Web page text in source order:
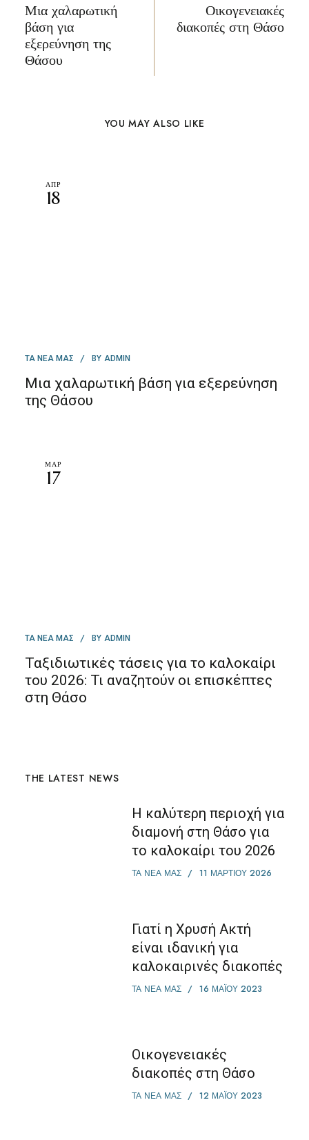
Μια χαλαρωτική
βάση για
εξερεύνηση της
Θάσου
Οικογενειακές
διακοπές στη Θάσο
YOU MAY ALSO LIKE
ΑΠΡ
18
ΤΑ ΝΕΑ ΜΑΣ BY ADMIN
Μια χαλαρωτική βάση για εξερεύνηση
της Θάσου
ΜΑΡ
17
ΤΑ ΝΕΑ ΜΑΣ BY ADMIN
Ταξιδιωτικές τάσεις για το καλοκαίρι
του 2026: Τι αναζητούν οι επισκέπτες
στη Θάσο
THE LATEST NEWS
Η καλύτερη περιοχή για
διαμονή στη Θάσο για
το καλοκαίρι του 2026
ΤΑ ΝΕΑ ΜΑΣ 11 ΜΑΡΤΊΟΥ 2026
Γιατί η Χρυσή Ακτή
είναι ιδανική για
καλοκαιρινές διακοπές
ΤΑ ΝΕΑ ΜΑΣ 16 ΜΑΪ́ΟΥ 2023
Οικογενειακές
διακοπές στη Θάσο
ΤΑ ΝΕΑ ΜΑΣ 12 ΜΑΪ́ΟΥ 2023